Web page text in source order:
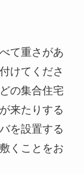
て重さがあ
けてくださ
の集合住宅
来たりする
を設置する
くことをお